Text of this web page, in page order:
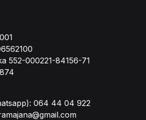
552-000221-84156-71
064 44 04 922